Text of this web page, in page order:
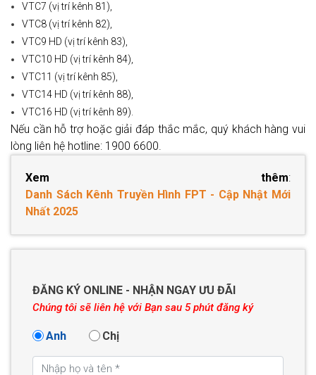
VTC7 (vị trí kênh 81),
VTC8 (vị trí kênh 82),
VTC9 HD (vị trí kênh 83),
VTC10 HD (vị trí kênh 84),
VTC11 (vị trí kênh 85),
VTC14 HD (vị trí kênh 88),
VTC16 HD (vị trí kênh 89).
Nếu cần hỗ trợ hoặc giải đáp thắc mắc, quý khách hàng vui
lòng liên hệ hotline: 1900 6600.
Xem thêm:
Danh Sách Kênh Truyền Hình FPT - Cập Nhật Mới
Nhất 2025
ĐĂNG KÝ ONLINE - NHẬN NGAY ƯU ĐÃI
Chúng tôi sẽ liên hệ với Bạn sau 5 phút đăng ký
Anh Chị